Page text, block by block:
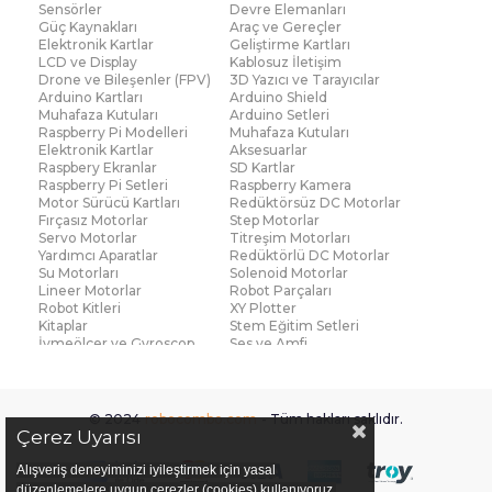
Devre elemanları arasında önemli bir yere sahip diğer
bir yapı olan pnp transistör, akımın tersi yönde kontrol
edildiği devrelerde kullanılır. Bu transistör modeli
özellikle analog elektronik projelerinde sıkça görülür
ve Robocombo tarafından çeşitli markalarla satışa
sunulur. Yüksek güçlü uygulamalar için ise
modeli tercih edilen seçeneklerden biridir.
Küçük sinyal devrelerinde oldukça yaygın görülen
bc547 transistör
, kompakt boyutu ve stabil çalışma
karakteri ile bilinir. Bu model, düşük akım kontrolü
gerektiren devrelerde kullanıcılara büyük kolaylık
müşterilere ulaştırılmaktadır.
Düşük gerilimli MOSFET tasarımlarında en çok tercih
edilen modellerden biri olan2n7002 , hızlı anahtarlama
Sensörler
Devre Elemanları
Güç Kaynakları
Araç ve Gereçler
Elektronik Kartlar
Geliştirme Kartları
LCD ve Display
Kablosuz İletişim
Drone ve Bileşenler (FPV)
3D Yazıcı ve Tarayıcılar
Arduino Kartları
Arduino Shield
Muhafaza Kutuları
Arduino Setleri
Raspberry Pi Modelleri
Muhafaza Kutuları
Elektronik Kartlar
Aksesuarlar
Raspbery Ekranlar
SD Kartlar
Raspberry Pi Setleri
Raspberry Kamera
Motor Sürücü Kartları
Redüktörsüz DC Motorlar
Fırçasız Motorlar
Step Motorlar
Servo Motorlar
Titreşim Motorları
Yardımcı Aparatlar
Redüktörlü DC Motorlar
Su Motorları
Solenoid Motorlar
Lineer Motorlar
Robot Parçaları
Robot Kitleri
XY Plotter
Kitaplar
Stem Eğitim Setleri
İvmeölçer ve Gyroscop
Ses ve Amfi
Voltaj ve Akım
Titreşim
Basınç ve Kuvvet
Manyetik ve Hall Effect
Mesafe, Çizgi ve Hareket
Sıcaklık ve Nem
Ateş Algılayıcı
Ağırlık
© 2024 robocombo.com - Tüm hakları saklıdır.
Çerez Uyarısı
Alışveriş deneyiminizi iyileştirmek için yasal